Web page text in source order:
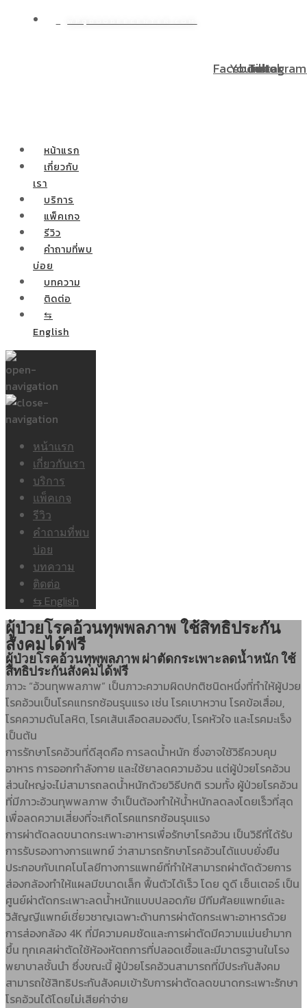
Facebook
Youtube
Tiktok
Instagram
หน้าแรก
เกี่ยวกับ
เรา
บริการ
แพ็คเกจ
รีวิว
คำถามที่พบ
บ่อย
บทความ
ติดต่อ
⇆
English
หน้าแรก
เกี่ยวกับเรา
บริการ
แพ็คเกจ
รีวิว
คำถามที่พบ
บ่อย
บทความ
ติดต่อ
⇆ English
ผู้ป่วยโรคอ้วนทุพพลภาพ ใช้สิทธิประกัน
สังคมได้ฟรี
ผู้ป่วยโรคอ้วนทุพพลภาพ ผ่าตัดกระเพาะลดน้ำหนัก ใช้
สิทธิประกันสังคมได้ฟรี
ภาวะ “อ้วนทุพพลภาพ” เป็นภาวะความผิดปกติชนิดหนึ่งที่ทำให้ผู้ปวย
โรคอ้วนเป็นโรคแทรกซ้อนรุนแรง เช่น โรคเบาหวาน โรคข้อเสื่อม,
โรคความดันโลหิต, โรคเส้นเลือดสมองตีบ, โรคหัวใจ และโรคมะเร็ง
เป็นต้น
การรักษาโรคอ้วนที่ดีสุดคือ การลดน้ำหนัก ซึ่งอาจใช้วิธีควบคุม
อาหาร การออกกำลังกาย และใช้ยาลดความอ้วน แต่ผู้ป่วยโรคอ้วน
ส่วนใหญ่จะไม่สามารถลดน้ำหนักด้วยวิธีปกติ รวมทั้ง ผู้ป่วยโรคอ้วน
ที่มีภาวะอ้วนทุพพลภาพ จำเป็นต้องทำให้น้ำหนักลดลงโดยเร็วที่สุด
เพื่อลดความเสี่ยงที่จะเกิดโรคแทรกซ้อนรุนแรง
การผ่าตัดลดขนาดกระเพาะอาหารเพื่อรักษาโรคอ้วน เป็นวิธีที่ได้รับ
การรับรองทางการแพทย์ ว่าสามารถรักษาโรคอ้วนได้แบบยั่งยืน
ประกอบกับเทคโนโลยีทางการแพทย์ที่ทำให้สามารถผ่าตัดด้วยการ
ส่องกล้องทำให้แผลมีขนาดเล็ก ฟื้นตัวได้เร็ว โดย ดูดี เซ็นเตอร์ เป็น
ศูนย์ผ่าตัดกระเพาะลดน้ำหนักแบบปลอดภัย มีทีมศัลยแพทย์และ
วิสัญญีแพทย์เชี่ยวชาญเฉพาะด้านการผ่าตัดกระเพาะอาหารด้วย
การส่องกล้อง 4K ที่มีความคมชัดและการผ่าตัดมีความแม่นยำมาก
ขึ้น ทุกเคสผ่าตัดใช้ห้องหัตถการที่ปลอดเชื้อและมีมาตรฐานในโรง
พยาบาลชั้นนำ ซึ่งขณะนี้ ผู้ป่วยโรคอ้วนสามารถที่มีประกันสังคม
สามารถใช้สิทธิประกันสังคมเข้ารับการผ่าตัดลดขนาดกระเพาะรักษา
โรคอ้วนได้โดยไม่เสียค่าจ่าย